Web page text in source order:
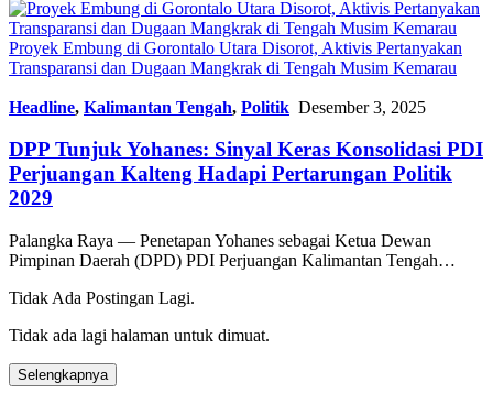
Proyek Embung di Gorontalo Utara Disorot, Aktivis Pertanyakan
Transparansi dan Dugaan Mangkrak di Tengah Musim Kemarau
Headline, Kalimantan Tengah, Politik Desember 3, 2025
DPP Tunjuk Yohanes: Sinyal Keras Konsolidasi PDI
Perjuangan Kalteng Hadapi Pertarungan Politik
2029
Palangka Raya — Penetapan Yohanes sebagai Ketua Dewan
Pimpinan Daerah (DPD) PDI Perjuangan Kalimantan Tengah…
Tidak Ada Postingan Lagi.
Tidak ada lagi halaman untuk dimuat.
Selengkapnya